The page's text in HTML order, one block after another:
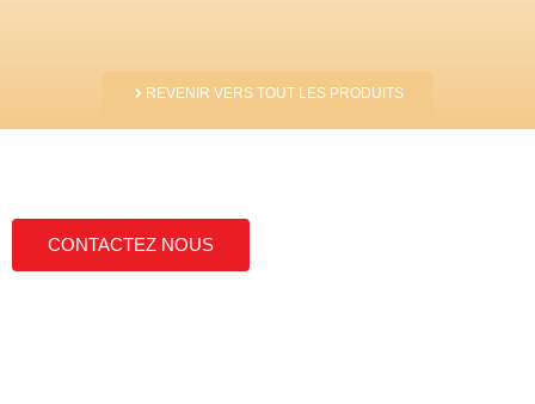
REVENIR VERS TOUT LES PRODUITS
CONTACTEZ NOUS